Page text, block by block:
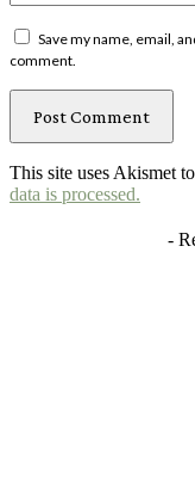
Save my name, email,
comment.
This site uses Akismet
data is processed.
-